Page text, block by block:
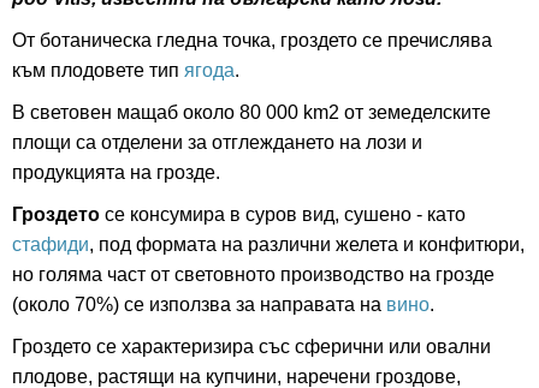
От ботаническа гледна точка, гроздето се пречислява
към плодовете тип ягода.
В световен мащаб около 80 000 km2 от земеделските
площи са отделени за отглеждането на лози и
продукцията на грозде.
Гроздето се консумира в суров вид, сушено - като
стафиди, под формата на различни желета и конфитюри,
но голяма част от световното производство на грозде
(около 70%) се използва за направата на вино.
Гроздето се характеризира със сферични или овални
плодове, растящи на купчини, наречени гроздове,